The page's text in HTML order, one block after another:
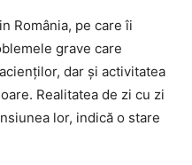
România, pe care îi
grave care
dar și activitatea
Realitatea de zi cu zi
lor, indică o stare